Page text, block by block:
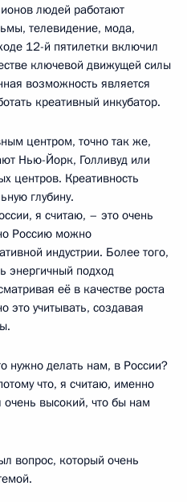
людей работают
телевидение, мода,
12-й пятилетки включил
ключевой движущей силы
возможность является
креативный инкубатор.
центром, точно так же,
Нью-Йорк, Голливуд или
центров. Креативность
глубину.
я считаю, – это очень
Россию можно
индустрии. Более того,
энергичный подход
её в качестве роста
это учитывать, создавая
нужно делать нам, в России?
что, я считаю, именно
очень высокий, что бы нам
вопрос, который очень